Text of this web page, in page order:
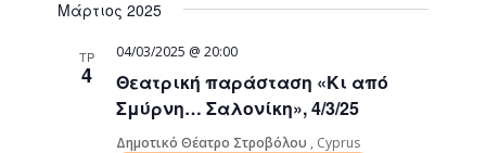
Μάρτιος 2025
ΤΡ
4
Θεατρική παράσταση «Κι από
Σμύρνη… Σαλονίκη», 4/3/25
04/03/2025 @ 20:00
Δημοτικό Θέατρο Στροβόλου , Cyprus